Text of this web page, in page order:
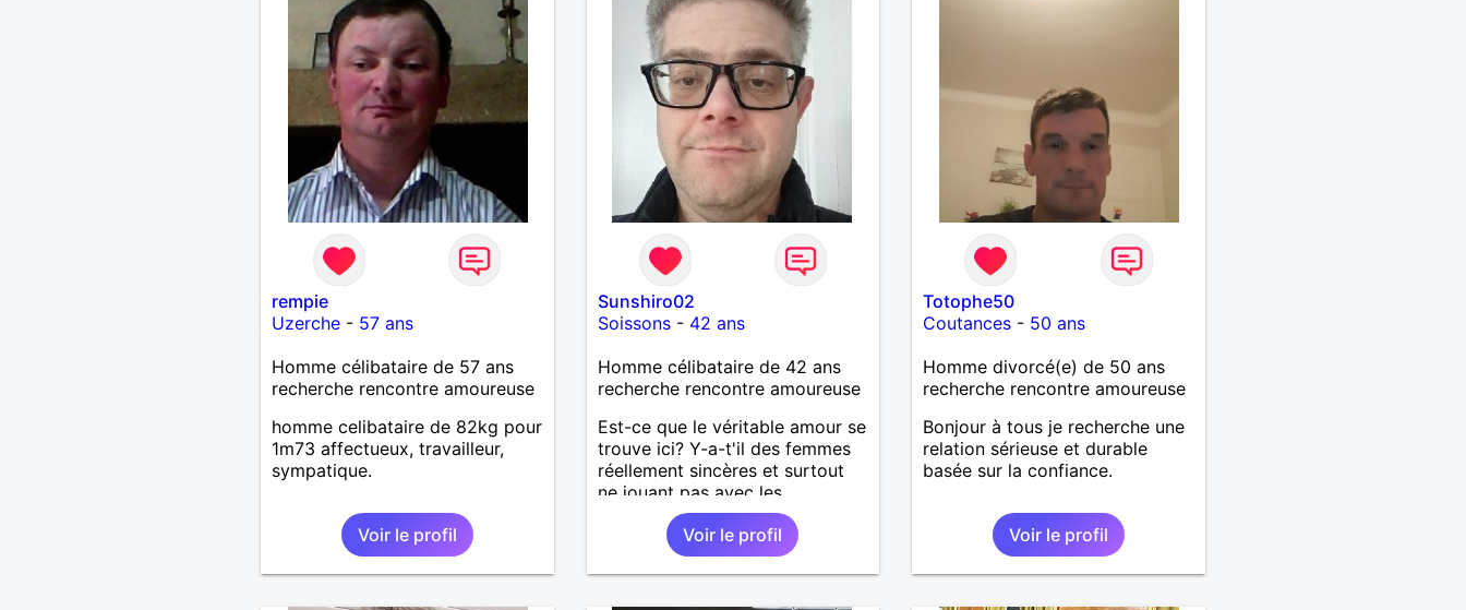
rempie
Uzerche- 57 ans
Homme célibataire de 57 ans
recherche rencontre amoureuse
homme celibataire de 82kg pour
1m73 affectueux, travailleur,
sympatique.
Voir le profil
Sunshiro02
Soissons- 42 ans
Homme célibataire de 42 ans
recherche rencontre amoureuse
Est-ce que le véritable amour se
trouve ici? Y-a-t'il des femmes
réellement sincères et surtout
ne jouant pas avec les
sentiments des hommes? Etant
un homme protecteur et
bienveillant, je veux continuer
d'y croire et pouvoir enfin
Voir le profil
Totophe50
Coutances - 50 ans
Homme divorcé(e) de 50 ans
recherche rencontre amoureuse
Bonjour à tous je recherche une
relation sérieuse et durable
basée sur la confiance.
Voir le profil